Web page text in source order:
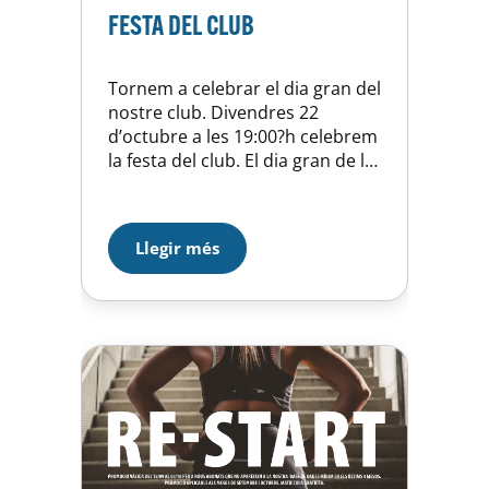
FESTA DEL CLUB
Tornem a celebrar el dia gran del
nostre club. Divendres 22
d’octubre a les 19:00?h celebrem
la festa del club. El dia gran de la
cancel·lar a causa de la
pandèmia. A conseqüència de
les restriccions d’aforament i les
mesures encara vigents per a…
Llegir més